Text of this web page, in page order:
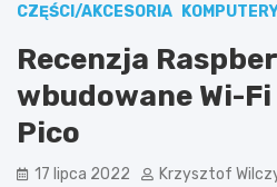
CZĘŚCI/AKCESORIA
Recenzja
wbudowane Wi-
Pico
17 lipca 2022 Krzysztof